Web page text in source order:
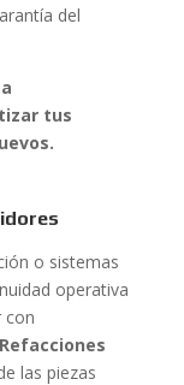
del
tus
o sistemas
operativa
con
las piezas